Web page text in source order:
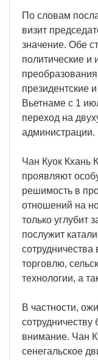
По словам
визит
значение. Обе
политические и
президентские
Вьетнаме с 1
переход на
администрации.
Чан Куок Кхань
проявляют
решимость в
отношений на
только углубит
послужит
торговлю,
технологии, а
В частности,
внимание. Чан
сенегальское